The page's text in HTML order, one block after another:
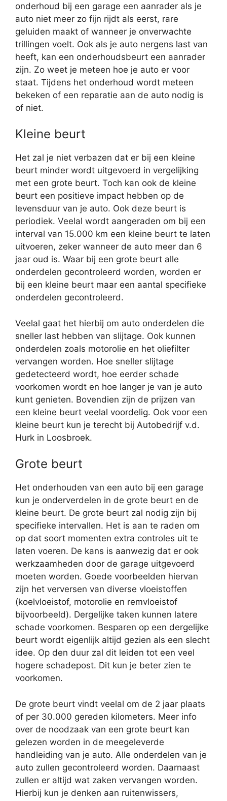
onderhoud bij een garage een aanrader als je
auto niet meer zo fijn rijdt als eerst, rare
geluiden maakt of wanneer je onverwachte
trillingen voelt. Ook als je auto nergens last van
heeft, kan een onderhoudsbeurt een aanrader
zijn. Zo weet je meteen hoe je auto er voor
staat. Tijdens het onderhoud wordt meteen
bekeken of een reparatie aan de auto nodig is
of niet.
Kleine beurt
Het zal je niet verbazen dat er bij een kleine
beurt minder wordt uitgevoerd in vergelijking
met een grote beurt. Toch kan ook de kleine
beurt een positieve impact hebben op de
levensduur van je auto. Ook deze beurt is
periodiek. Veelal wordt aangeraden om bij een
interval van 15.000 km een kleine beurt te laten
uitvoeren, zeker wanneer de auto meer dan 6
jaar oud is. Waar bij een grote beurt alle
onderdelen gecontroleerd worden, worden er
bij een kleine beurt maar een aantal specifieke
onderdelen gecontroleerd.
Veelal gaat het hierbij om auto onderdelen die
sneller last hebben van slijtage. Ook kunnen
onderdelen zoals motorolie en het oliefilter
vervangen worden. Hoe sneller slijtage
gedetecteerd wordt, hoe eerder schade
voorkomen wordt en hoe langer je van je auto
kunt genieten. Bovendien zijn de prijzen van
een kleine beurt veelal voordelig. Ook voor een
kleine beurt kun je terecht bij Autobedrijf v.d.
Hurk in Loosbroek.
Grote beurt
Het onderhouden van een auto bij een garage
kun je onderverdelen in de grote beurt en de
kleine beurt. De grote beurt zal nodig zijn bij
specifieke intervallen. Het is aan te raden om
op dat soort momenten extra controles uit te
laten voeren. De kans is aanwezig dat er ook
werkzaamheden door de garage uitgevoerd
moeten worden. Goede voorbeelden hiervan
zijn het verversen van diverse vloeistoffen
(koelvloeistof, motorolie en remvloeistof
bijvoorbeeld). Dergelijke taken kunnen latere
schade voorkomen. Besparen op een dergelijke
beurt wordt eigenlijk altijd gezien als een slecht
idee. Op den duur zal dit leiden tot een veel
hogere schadepost. Dit kun je beter zien te
voorkomen.
De grote beurt vindt veelal om de 2 jaar plaats
of per 30.000 gereden kilometers. Meer info
over de noodzaak van een grote beurt kan
gelezen worden in de meegeleverde
handleiding van je auto. Alle onderdelen van je
auto zullen gecontroleerd worden. Daarnaast
zullen er altijd wat zaken vervangen worden.
Hierbij kun je denken aan ruitenwissers,